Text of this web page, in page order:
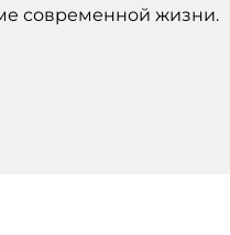
современной жизни.